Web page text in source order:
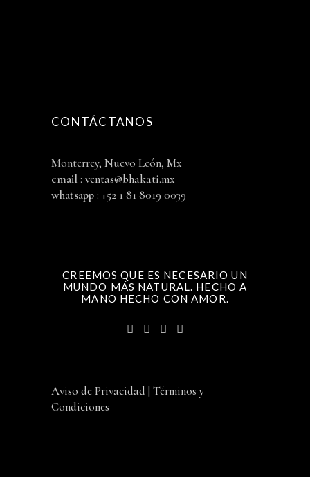
CONTÁCTANOS
Monterrey, Nuevo León, Mx
email: ventas@bhakati.mx
whatsapp: +52 1 81 8019 0039
CREEMOS QUE ES NECESARIO UN
MUNDO MÁS NATURAL. HECHO A
MANO HECHO CON AMOR.
Aviso de Privacidad | Términos y
Condiciones